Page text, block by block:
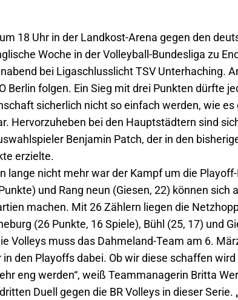
18 Uhr in der Landkost-Arena gegen den
Woche in der Volleyball-Bundesliga zu
bei Ligaschlusslicht TSV Unterhaching.
Berlin folgen. Ein Sieg mit drei Punkten dürfte
sicherlich nicht so einfach werden, wie
Hervorzuheben bei den Hauptstädtern sind
Benjamin Patch, der in den
erzielte.
lange nicht mehr war der Kampf um die
und Rang neun (Giesen, 22) können
machen. Mit 26 Zählern liegen die
(26 Punkte, 16 Spiele), Bühl (25, 17) und
Volleys muss das Dahmeland-Team am 6.
den Playoffs dabei. Ob wir diese schaffen
eng werden“, weiß Teammanagerin Britta
Duell gegen die BR Volleys in dieser Serie.